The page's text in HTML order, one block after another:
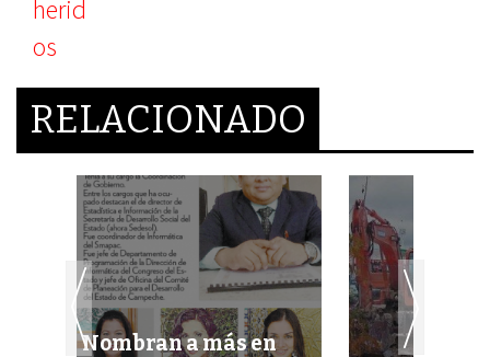
RELACIONADO
Nombran a más en